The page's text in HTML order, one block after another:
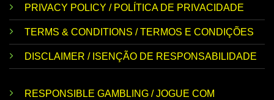
PRIVACY POLICY / POLÍTICA DE PRIVACIDADE
TERMS & CONDITIONS / TERMOS E CONDIÇÕES
DISCLAIMER / ISENÇÃO DE RESPONSABILIDADE
RESPONSIBLE GAMBLING / JOGUE COM